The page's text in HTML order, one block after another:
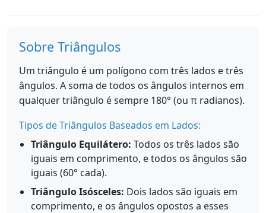
Sobre Triângulos
Um triângulo é um polígono com três lados e três
ângulos. A soma de todos os ângulos internos em
qualquer triângulo é sempre 180° (ou π radianos).
Tipos de Triângulos Baseados em Lados:
Triângulo Equilátero: Todos os três lados são
iguais em comprimento, e todos os ângulos são
iguais (60° cada).
Triângulo Isósceles: Dois lados são iguais em
comprimento, e os ângulos opostos a esses